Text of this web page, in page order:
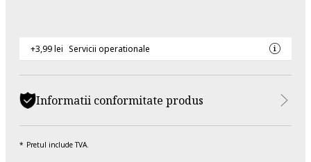
+3,99 lei Servicii operationale
Informatii conformitate produs
Pretul include TVA.